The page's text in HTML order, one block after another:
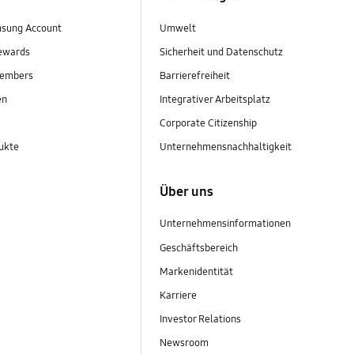
Account
Umwelt
Sicherheit und Datenschutz
Barrierefreiheit
Integrativer Arbeitsplatz
Corporate Citizenship
Unternehmensnachhaltigkeit
Über uns
Unternehmensinformationen
Geschäftsbereich
Markenidentität
Karriere
Investor Relations
Newsroom